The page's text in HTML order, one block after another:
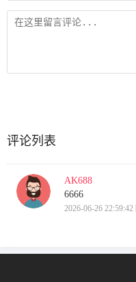
评论列表
AK688
6666
2026-06-26 22:59:42